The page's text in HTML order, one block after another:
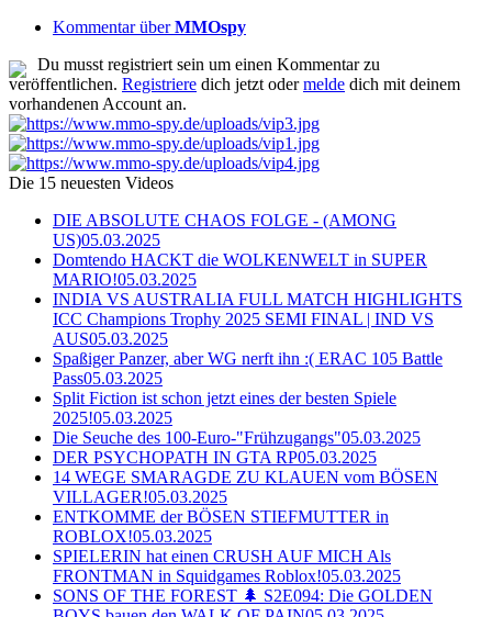
Kommentar überMMOspy
Du musst registriert sein um einen Kommentar zu
veröffentlichen. Registriere dich jetzt odermelde dich mit deinem
vorhandenen Account an.
Die 15 neuesten Videos
DIE ABSOLUTE CHAOS FOLGE - (AMONG
US)05.03.2025
Domtendo HACKT die WOLKENWELT in SUPER
MARIO!05.03.2025
INDIA VS AUSTRALIA FULL MATCH HIGHLIGHTS
ICC Champions Trophy 2025 SEMI FINAL | IND VS
AUS05.03.2025
Spaßiger Panzer, aber WG nerft ihn :( ERAC 105 Battle
Pass05.03.2025
Split Fiction ist schon jetzt eines der besten Spiele
2025!05.03.2025
Die Seuche des 100-Euro-"Frühzugangs"05.03.2025
DER PSYCHOPATH IN GTA RP05.03.2025
14 WEGE SMARAGDE ZU KLAUEN vom BÖSEN
VILLAGER!05.03.2025
ENTKOMME der BÖSEN STIEFMUTTER in
ROBLOX!05.03.2025
SPIELERIN hat einen CRUSH AUF MICH Als
FRONTMAN in Squidgames Roblox!05.03.2025
SONS OF THE FOREST 🌲 S2E094: Die GOLDEN